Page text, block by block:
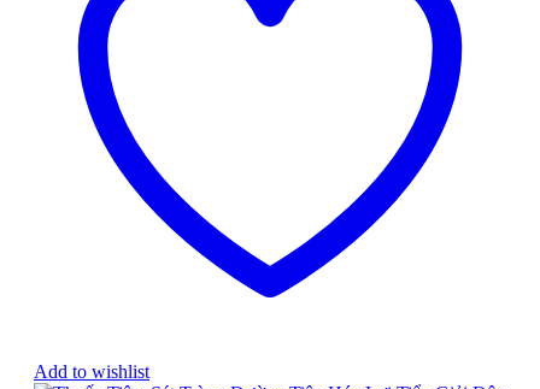
Add to wishlist